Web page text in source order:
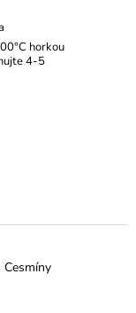
horkou
4-5
Cesmíny